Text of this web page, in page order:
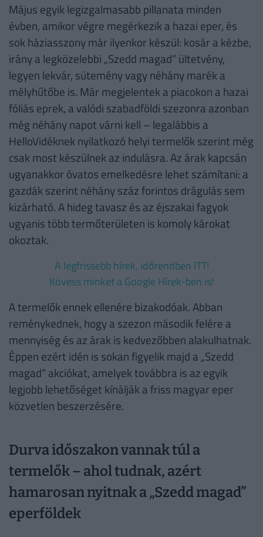
Május egyik legizgalmasabb pillanata minden
évben, amikor végre megérkezik a hazai eper, és
sok háziasszony már ilyenkor készül: kosár a kézbe,
irány a legközelebbi „Szedd magad” ültetvény,
legyen lekvár, sütemény vagy néhány marék a
mélyhűtőbe is. Már megjelentek a piacokon a hazai
fóliás eprek, a valódi szabadföldi szezonra azonban
még néhány napot várni kell – legalábbis a
HelloVidéknek nyilatkozó helyi termelők szerint még
csak most készülnek az indulásra. Az árak kapcsán
ugyanakkor óvatos emelkedésre lehet számítani: a
gazdák szerint néhány száz forintos drágulás sem
kizárható. A hideg tavasz és az éjszakai fagyok
ugyanis több termőterületen is komoly károkat
okoztak.
A legfrissebb hírek, időrendben ITT!
Kövess minket a Google Hírek-ben is!
A termelők ennek ellenére bizakodóak. Abban
reménykednek, hogy a szezon második felére a
mennyiség és az árak is kedvezőbben alakulhatnak.
Éppen ezért idén is sokan figyelik majd a „Szedd
magad” akciókat, amelyek továbbra is az egyik
legjobb lehetőséget kínálják a friss magyar eper
közvetlen beszerzésére.
Durva időszakon vannak túl a
termelők – ahol tudnak, azért
hamarosan nyitnak a „Szedd magad”
eperföldek